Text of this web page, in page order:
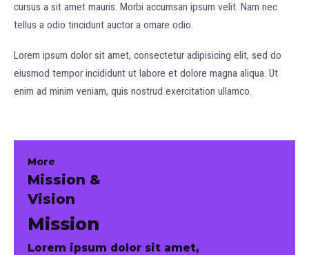
cursus a sit amet mauris. Morbi accumsan ipsum velit. Nam nec
tellus a odio tincidunt auctor a ornare odio.
Lorem ipsum dolor sit amet, consectetur adipisicing elit, sed do
eiusmod tempor incididunt ut labore et dolore magna aliqua. Ut
enim ad minim veniam, quis nostrud exercitation ullamco.
More
Mission &
Vision
Mission
Lorem ipsum dolor sit amet,